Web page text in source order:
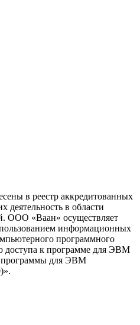
в реестр аккредитованных
деятельность в области
ООО «Ваан» осуществляет
информационных
программного
доступа к программе для ЭВМ
программы для ЭВМ